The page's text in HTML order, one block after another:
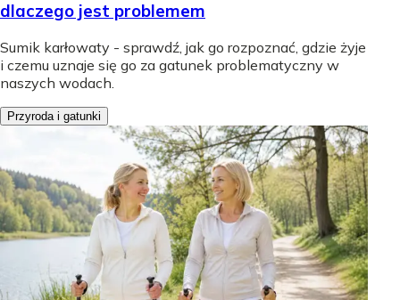
dlaczego jest problemem
Sumik karłowaty - sprawdź, jak go rozpoznać, gdzie żyje
i czemu uznaje się go za gatunek problematyczny w
naszych wodach.
Przyroda i gatunki